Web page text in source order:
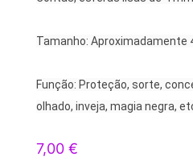
Tamanho: Aproximadamente
Função: Proteção, sorte,
olhado, inveja, magia negra,
7,00 €